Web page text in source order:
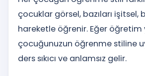
çocuklar görsel, bazıları işitsel,
hareketle öğrenir. Eğer
çocuğunuzun öğrenme stiline
ders sıkıcı ve anlamsız gelir.